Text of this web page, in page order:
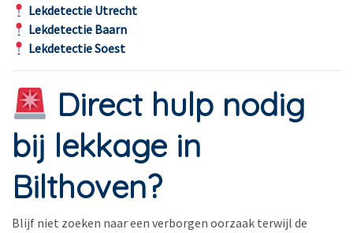
Lekdetectie Utrecht
Lekdetectie Baarn
Lekdetectie Soest
Direct hulp nodig
bij lekkage in
Bilthoven?
Blijf niet zoeken naar een verborgen oorzaak terwijl de